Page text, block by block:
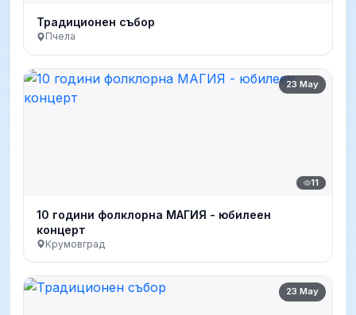
Традиционен събор
Пчела
23 May
11
10 години фолклорна МАГИЯ - юбилеен
концерт
Крумовград
23 May